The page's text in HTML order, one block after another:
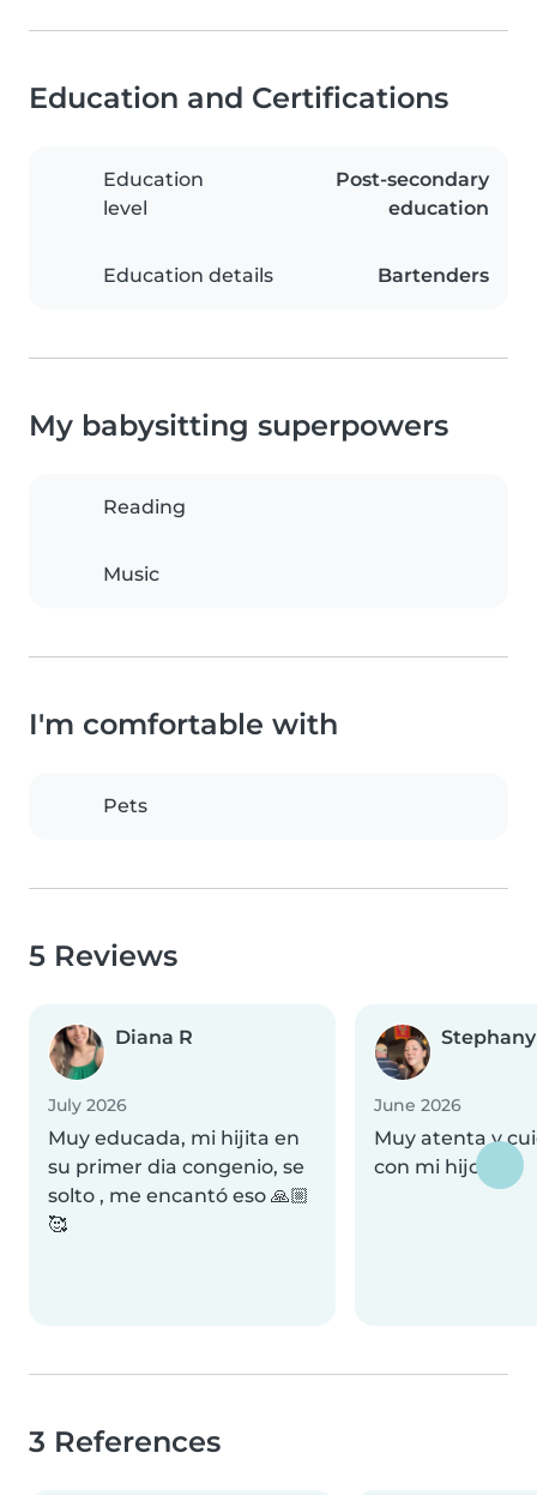
Education and Certifications
Education
level
Post-secondary
education
Education details Bartenders
My babysitting superpowers
Reading
Music
I'm comfortable with
Pets
5 Reviews
Diana R
July 2026
Muy educada, mi hijita en
su primer dia congenio, se
solto , me encantó eso 🙏🏼
🥰
Stephany
June 2026
Muy atenta y
con mi hijo!
3 References